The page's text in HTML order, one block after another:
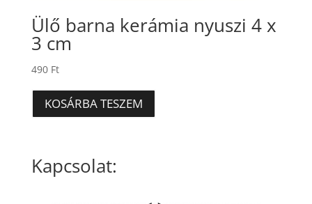
Ülő barna kerámia nyuszi 4 x
3 cm
490 Ft
KOSÁRBA TESZEM
Kapcsolat: